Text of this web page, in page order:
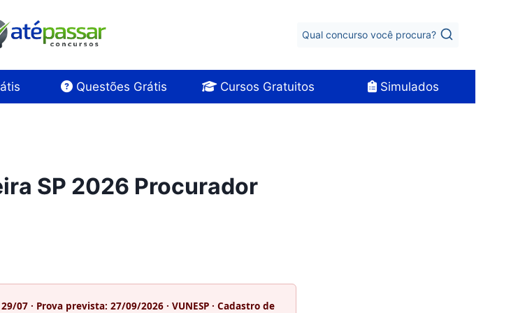
Qual concurso você procura?
Questões Grátis Cursos Gratuitos Simulados
SP 2026 Procurador
07 · Prova prevista: 27/09/2026 · VUNESP · Cadastro de